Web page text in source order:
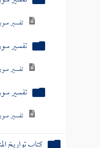
كتاب الهجرة
كتاب المغازي
كتاب معرفة
كتاب الأحكام
كتاب الأطعمة
كتاب الأضاحي